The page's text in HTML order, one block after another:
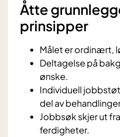
Åtte
prinsipper
Målet er ordinært,
Deltagelse på
ønske.
Individuell
del av
Jobbsøk skjer ut
ferdigheter.